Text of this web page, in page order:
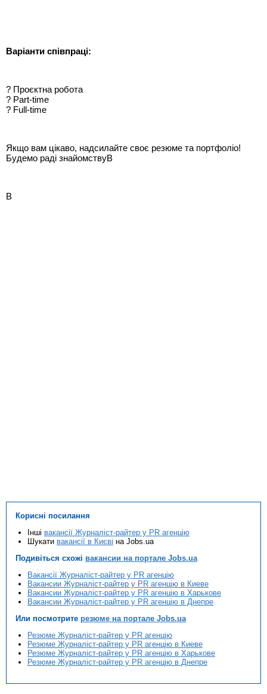
Варіанти співпраці:
? Проєктна робота
? Part-time
? Full-time
Якщо вам цікаво, надсилайте своє резюме та портфоліо!
Будемо раді знайомствуВ
В
Корисні посилання
Інші вакансії Журналіст-райтер у PR агенцію
Шукати вакансії в Києві на Jobs.ua
Подивіться схожі вакансии на портале Jobs.ua
Вакансії Журналіст-райтер у PR агенцію
Вакансии Журналіст-райтер у PR агенцію в Киеве
Вакансии Журналіст-райтер у PR агенцію в Харькове
Вакансии Журналіст-райтер у PR агенцію в Днепре
Или посмотрите резюме на портале Jobs.ua
Резюме Журналіст-райтер у PR агенцію
Резюме Журналіст-райтер у PR агенцію в Киеве
Резюме Журналіст-райтер у PR агенцію в Харькове
Резюме Журналіст-райтер у PR агенцію в Днепре